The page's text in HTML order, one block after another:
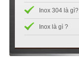
Inox 304 là gì?
Inox là gì ?